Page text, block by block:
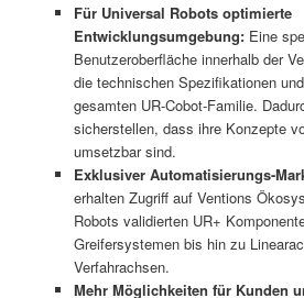
Für Universal Robots optimierte
Entwicklungsumgebung: Eine
Benutzeroberfläche innerhalb der
die technischen Spezifikationen
gesamten UR-Cobot-Familie.
sicherstellen, dass ihre Konzepte
umsetzbar sind.
Exklusiver Automatisierungs-
erhalten Zugriff auf Ventions
Robots validierten UR+
Greifersystemen bis hin zu
Verfahrachsen.
Mehr Möglichkeiten für Kunden